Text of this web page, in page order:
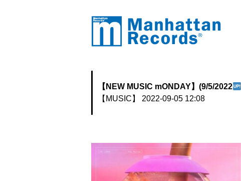
【NEW MUSIC mONDAY】(9/5/2022
【MUSIC】
2022-09-05 12:08